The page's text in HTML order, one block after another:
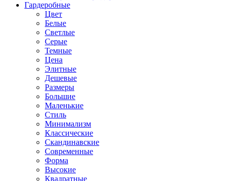
Гардеробные
Цвет
Белые
Светлые
Серые
Темные
Цена
Элитные
Дешевые
Размеры
Большие
Маленькие
Стиль
Минимализм
Классические
Скандинавские
Современные
Форма
Высокие
Квадратные